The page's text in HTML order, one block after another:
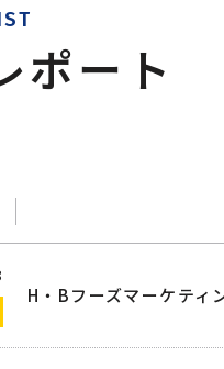
ポート
H・Bフーズマーケティ